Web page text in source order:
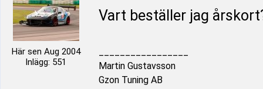
Här sen Aug 2004
Inlägg: 551
Vart beställer jag
Martin Gustavsson
Gzon Tuning AB